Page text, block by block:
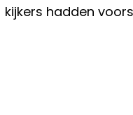
kijkers hadden